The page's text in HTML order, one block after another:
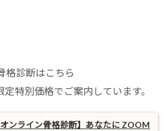
格診断はこちら
特別価格でご案内しています。
オンライン骨格診断】あなたに ZOOM